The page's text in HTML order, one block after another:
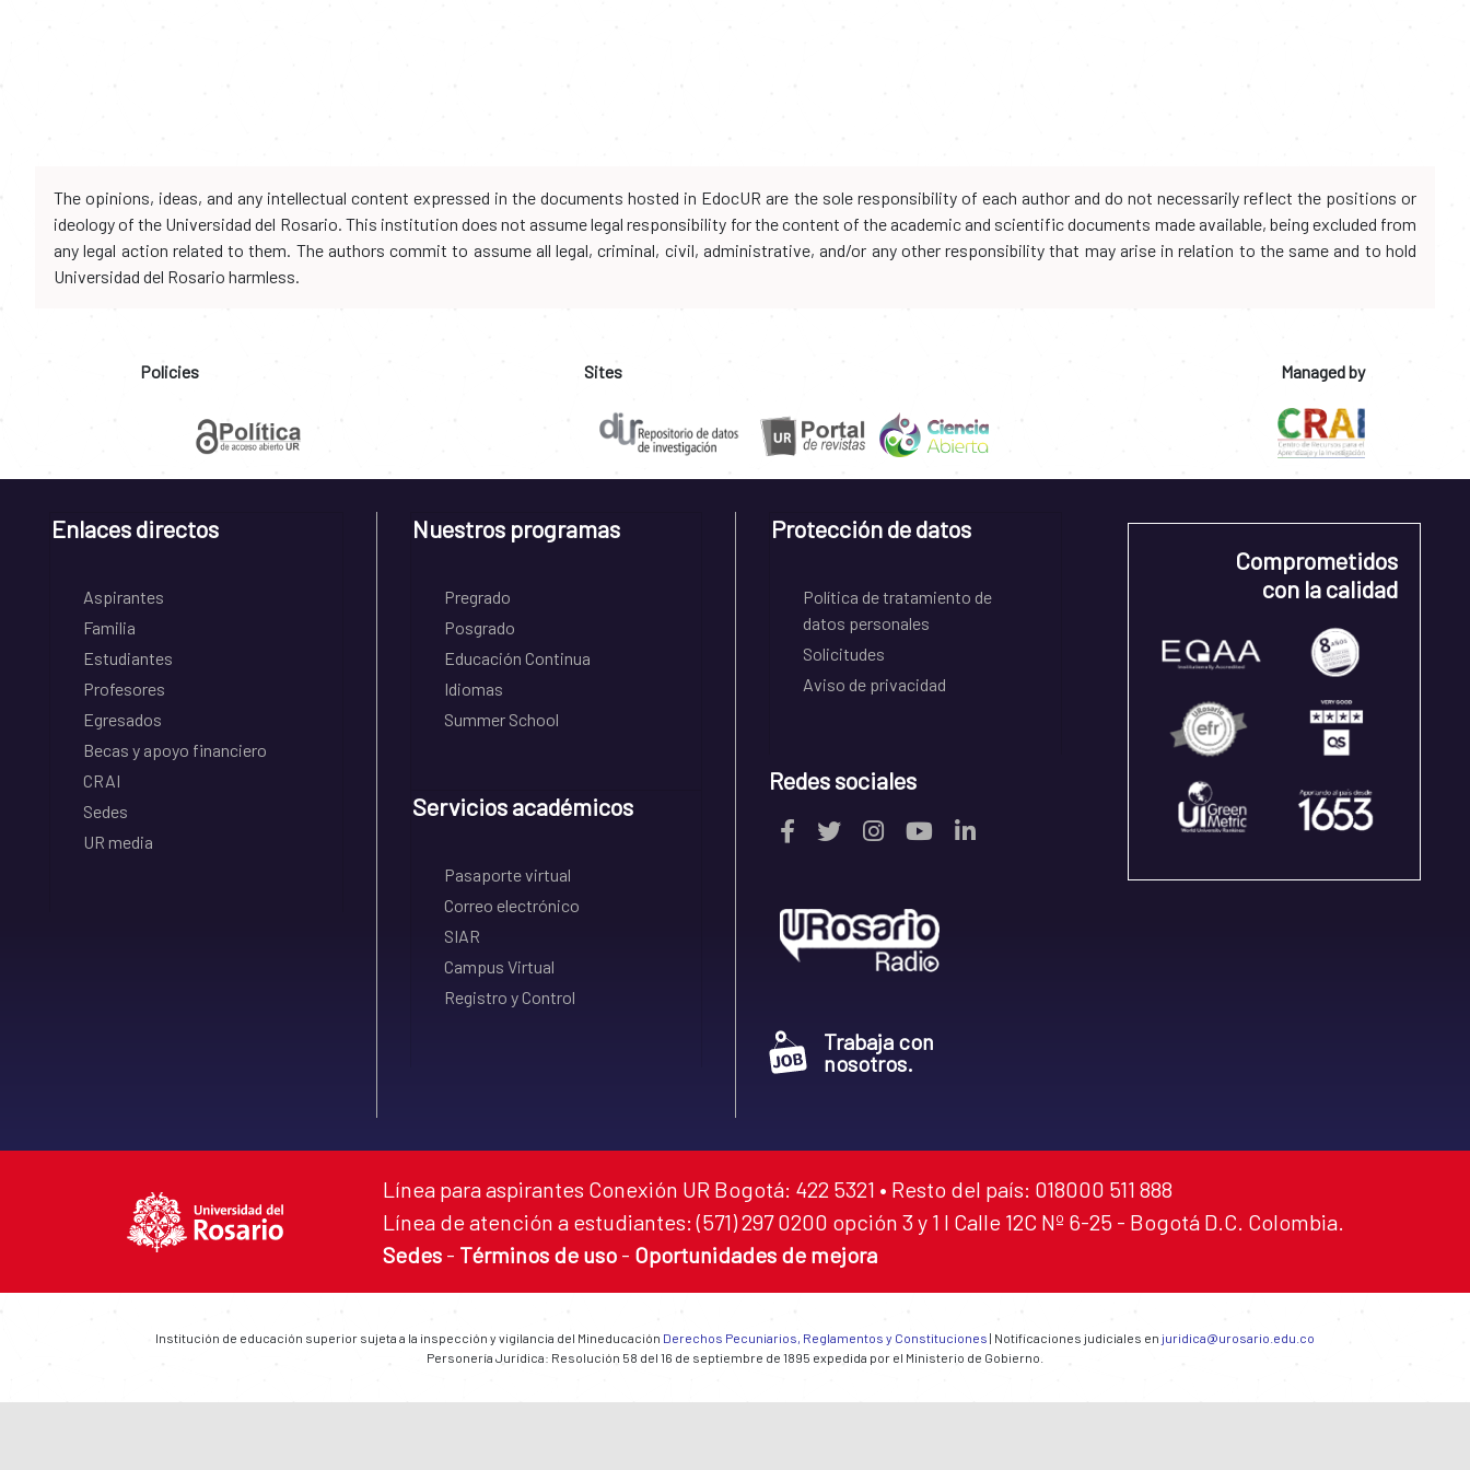
The opinions, ideas, and any intellectual content expressed in the documents hosted in EdocUR are the sole responsibility of each author and do not necessarily reflect the positions or
ideology of the Universidad del Rosario. This institution does not assume legal responsibility for the content of the academic and scientific documents made available, being excluded from
any legal action related to them. The authors commit to assume all legal, criminal, civil, administrative, and/or any other responsibility that may arise in relation to the same and to hold
Universidad del Rosario harmless.
Policies Sites Managed by
Enlaces directos
Aspirantes
Familia
Estudiantes
Profesores
Egresados
Becas y apoyo financiero
CRAI
Sedes
UR media
Nuestros programas
Pregrado
Posgrado
Educación Continua
Idiomas
Summer School
Servicios académicos
Pasaporte virtual
Correo electrónico
SIAR
Campus Virtual
Registro y Control
Protección de datos
Política de tratamiento de
datos personales
Solicitudes
Aviso de privacidad
Redes sociales
Trabaja con
nosotros.
Comprometidos
con la calidad
Línea para aspirantes Conexión UR Bogotá: 422 5321 • Resto del país: 018000 511 888
Línea de atención a estudiantes: (571) 297 0200 opción 3 y 1 I Calle 12C Nº 6-25 - Bogotá D.C. Colombia.
Sedes - Términos de uso - Oportunidades de mejora
Institución de educación superior sujeta a la inspección y vigilancia del Mineducación Derechos Pecuniarios, Reglamentos y Constituciones | Notificaciones judiciales en juridica@urosario.edu.co
Personería Jurídica: Resolución 58 del 16 de septiembre de 1895 expedida por el Ministerio de Gobierno.